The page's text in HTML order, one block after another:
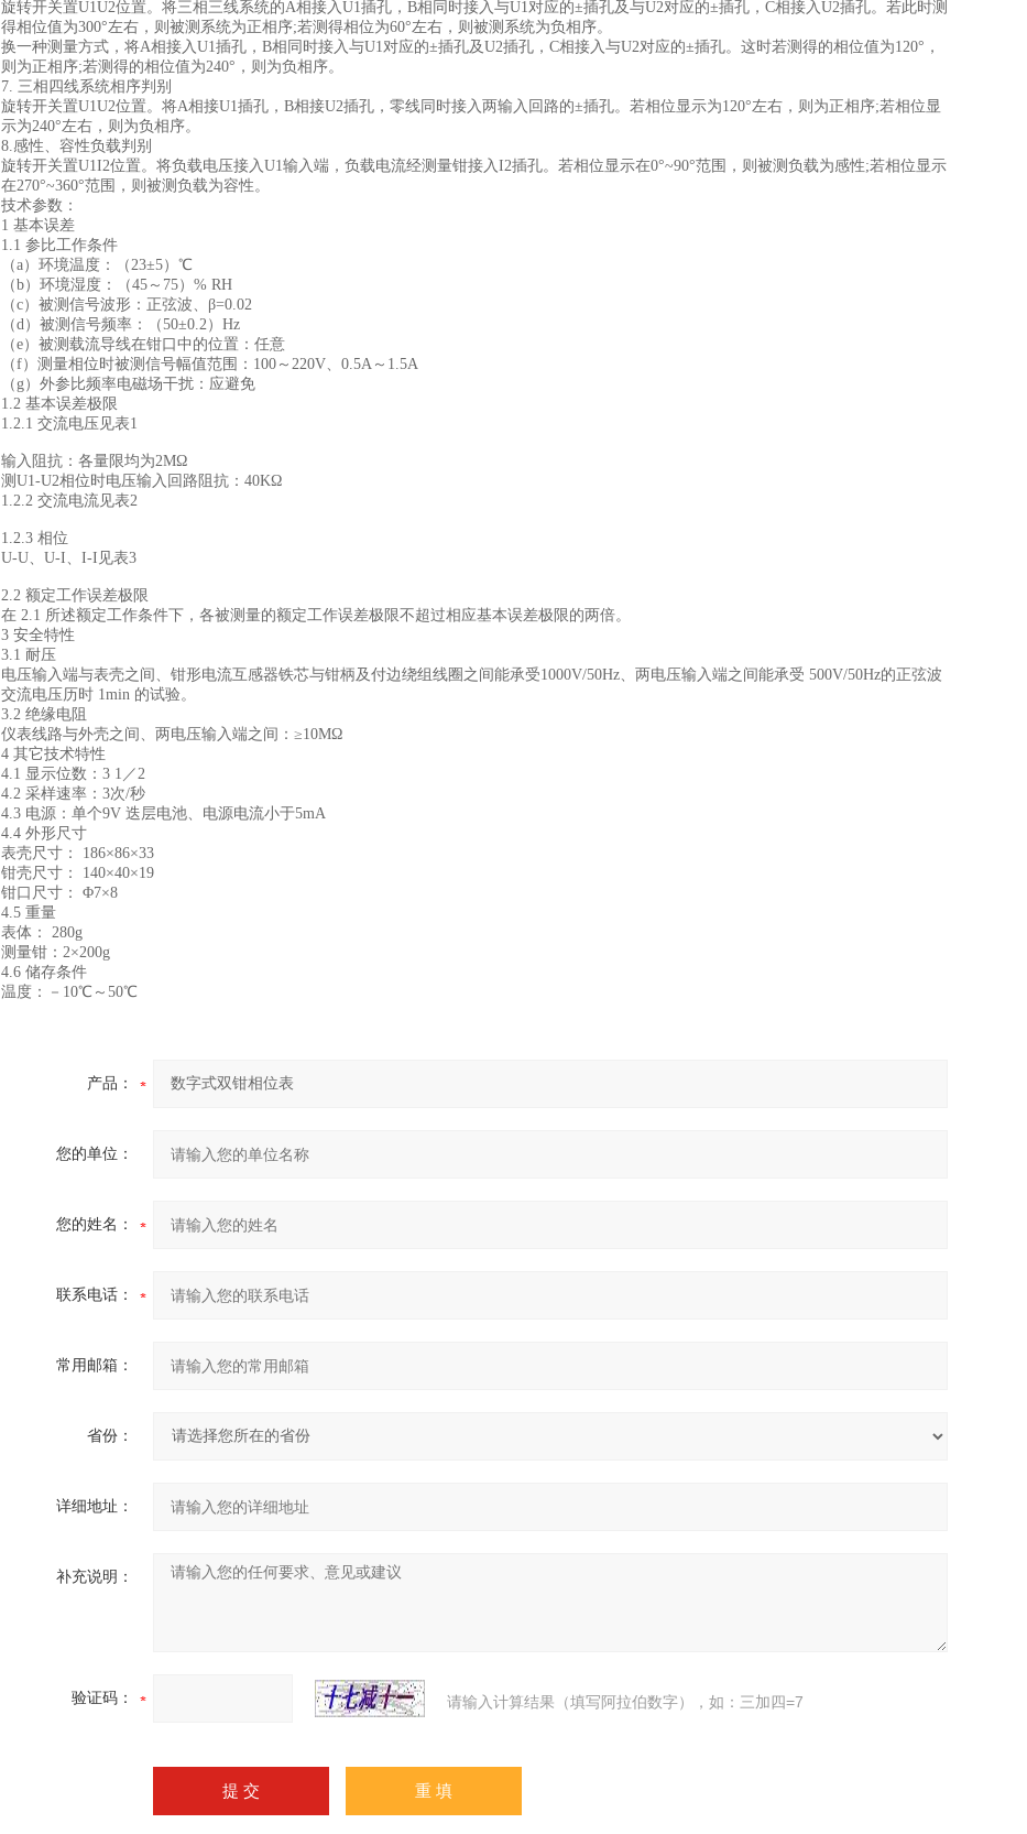
旋转开关置U1U2位置。将三相三线系统的A相接入U1插孔，B相同时接入与U1对应的±插孔及与U2对应的±插孔，C相接入U2插孔。若此时测
得相位值为300°左右，则被测系统为正相序;若测得相位为60°左右，则被测系统为负相序。
换一种测量方式，将A相接入U1插孔，B相同时接入与U1对应的±插孔及U2插孔，C相接入与U2对应的±插孔。这时若测得的相位值为120°，
则为正相序;若测得的相位值为240°，则为负相序。
7. 三相四线系统相序判别
旋转开关置U1U2位置。将A相接U1插孔，B相接U2插孔，零线同时接入两输入回路的±插孔。若相位显示为120°左右，则为正相序;若相位显
示为240°左右，则为负相序。
8.感性、容性负载判别
旋转开关置U1I2位置。将负载电压接入U1输入端，负载电流经测量钳接入I2插孔。若相位显示在0°~90°范围，则被测负载为感性;若相位显示
在270°~360°范围，则被测负载为容性。
技术参数：
1 基本误差
1.1 参比工作条件
（a）环境温度：（23±5）℃
（b）环境湿度：（45～75）% RH
（c）被测信号波形：正弦波、β=0.02
（d）被测信号频率：（50±0.2）Hz
（e）被测载流导线在钳口中的位置：任意
（f）测量相位时被测信号幅值范围：100～220V、0.5A～1.5A
（g）外参比频率电磁场干扰：应避免
1.2 基本误差极限
1.2.1 交流电压见表1
输入阻抗：各量限均为2MΩ
测U1-U2相位时电压输入回路阻抗：40KΩ
1.2.2 交流电流见表2
1.2.3 相位
U-U、U-I、I-I见表3
2.2 额定工作误差极限
在 2.1 所述额定工作条件下，各被测量的额定工作误差极限不超过相应基本误差极限的两倍。
3 安全特性
3.1 耐压
电压输入端与表壳之间、钳形电流互感器铁芯与钳柄及付边绕组线圈之间能承受1000V/50Hz、两电压输入端之间能承受 500V/50Hz的正弦波
交流电压历时 1min 的试验。
3.2 绝缘电阻
仪表线路与外壳之间、两电压输入端之间：≥10MΩ
4 其它技术特性
4.1 显示位数：3 1／2
4.2 采样速率：3次/秒
4.3 电源：单个9V 迭层电池、电源电流小于5mA
4.4 外形尺寸
表壳尺寸： 186×86×33
钳壳尺寸： 140×40×19
钳口尺寸： Φ7×8
4.5 重量
表体： 280g
测量钳：2×200g
4.6 储存条件
温度：－10℃～50℃
产品：
您的单位：
您的姓名：
联系电话：
常用邮箱：
省份：
详细地址：
补充说明：
验证码： 请输入计算结果（填写阿拉伯数字），如：三加四=7